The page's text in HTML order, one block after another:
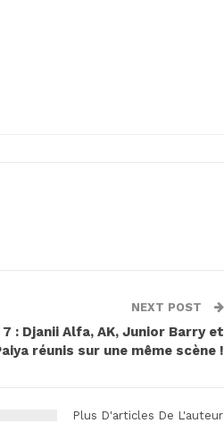
NEXT POST
: Djanii Alfa, AK, Junior Barry et
réunis sur une même scène !
Plus D'articles De L'auteur